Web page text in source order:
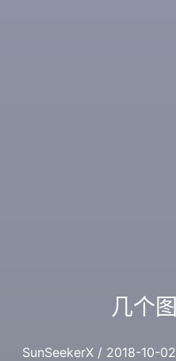
几个
SunSeekerX / 2018-10-